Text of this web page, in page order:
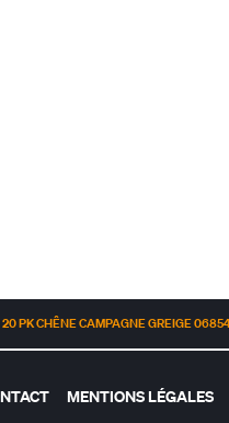
PK CHÊNE CAMPAGNE GREIGE
MENTIONS LÉGALES